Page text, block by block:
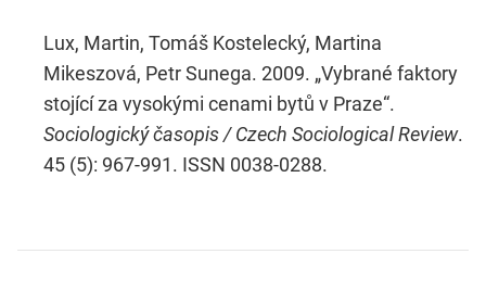
Lux, Martin, Tomáš Kostelecký, Martina
Mikeszová, Petr Sunega. 2009. „Vybrané faktory
stojící za vysokými cenami bytů v Praze“.
Sociologický časopis / Czech Sociological Review.
45 (5): 967-991. ISSN 0038-0288.